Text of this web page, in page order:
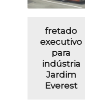
fretado
executivo
para
indústria
Jardim
Everest